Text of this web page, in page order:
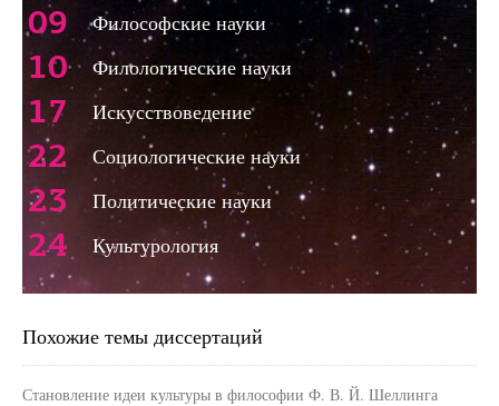
09 Философские науки
10 Филологические науки
17 Искусствоведение
22 Социологические науки
23 Политические науки
24 Культурология
Похожие темы диссертаций
Становление идеи культуры в философии Ф. В. Й. Шеллинга